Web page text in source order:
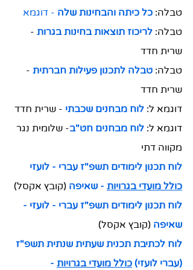
טבלה: כל כיתה והבחינות שלה - דוגמא
טבלה: לריכוז תוצאות בחינות בגרות -
שרית חדד
טבלה: טבלה לתכנון פעילות חברתית -
שרית חדד
דוגמא ל: לוח מבחנים שכבתי - שרית חדד
דוגמא ל: לוח מבחנים חט"ב- שלומית נגר
מקווה דתי
לוח תכנון לימודים תשפ"ז עברי - לועזי
כולל מועדי בגרויות - שאיפה (קובץ אקסל)
לוח תכנון לימודים תשפ"ז עברי - לועזי -
שאיפה (קובץ אקסל)
לוח לכתיבת תכנית שעתית שנתית תשפ"ז
(עברי לועזי) כולל מועדי בגרויות -